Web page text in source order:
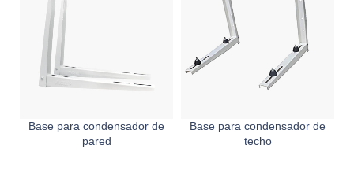
Base para condensador de
pared
Base para condensador de
techo